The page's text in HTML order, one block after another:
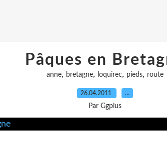
Pâques en
anne, bretagne, loquirec, pieds, route
26.04.2011 …
Par Ggplus